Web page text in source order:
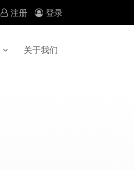
注册 登录
关于我们